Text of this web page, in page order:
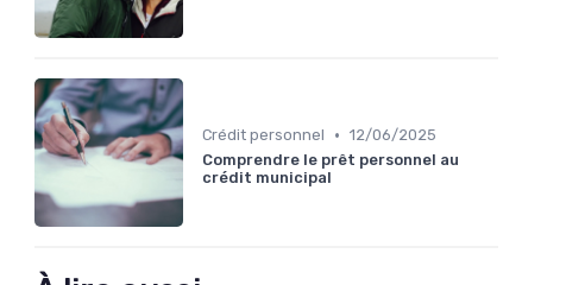
Crédit personnel • 12/06/2025
Comprendre le prêt personnel au
crédit municipal